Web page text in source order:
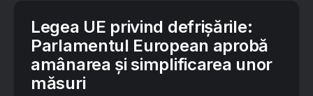
Legea UE privind defrișările:
Parlamentul European aprobă
amânarea și simplificarea unor
măsuri